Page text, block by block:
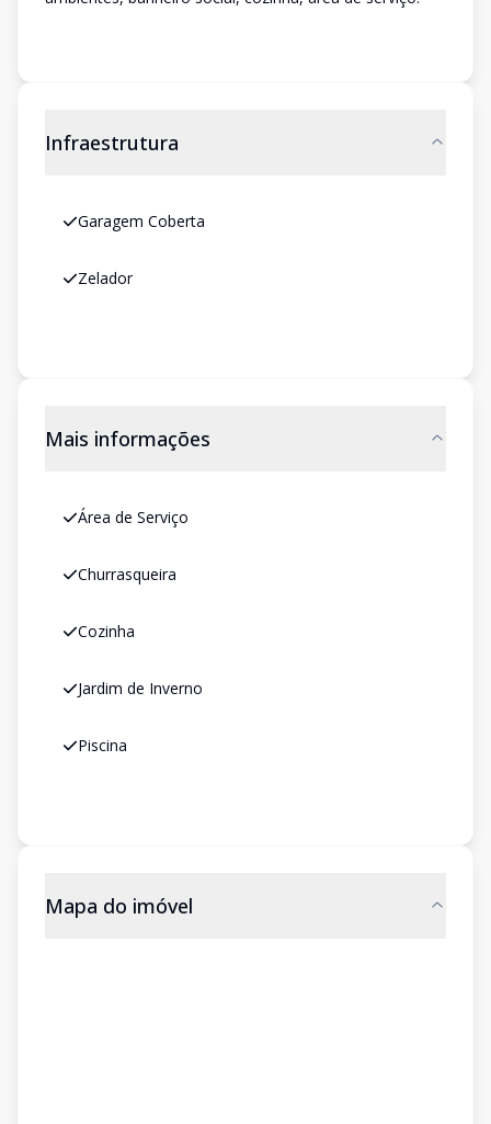
Infraestrutura
Garagem Coberta
Zelador
Mais informações
Área de Serviço
Churrasqueira
Cozinha
Jardim de Inverno
Piscina
Mapa do imóvel